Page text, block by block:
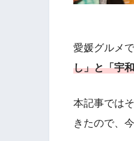
愛媛グルメ
し」と「宇
本記事では
きたので、